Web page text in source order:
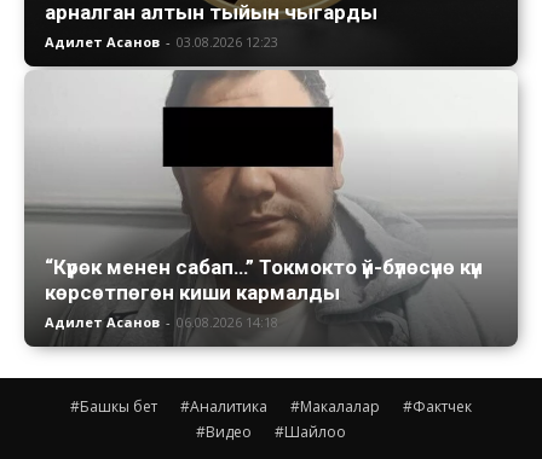
арналган алтын тыйын чыгарды
Адилет Асанов - 03.08.2026 12:23
“Күрөк менен сабап…” Токмокто үй-бүлөсүнө күн
көрсөтпөгөн киши кармалды
Адилет Асанов - 06.08.2026 14:18
#Башкы бет #Аналитика #Макалалар
#Фактчек
#Видео
#Шайлоо